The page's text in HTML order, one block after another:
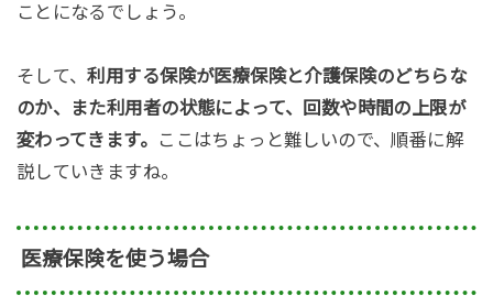
ことになるでしょう。
そして、利用する保険が医療保険と介護保険のどちらな
のか、また利用者の状態によって、回数や時間の上限が
変わってきます。
ここはちょっと難しいので、順番に解
説していきますね。
医療保険を使う場合